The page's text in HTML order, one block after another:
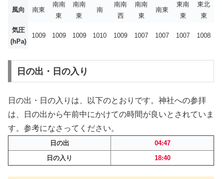
風向 南東
南南
東
南南
東
南
南南
西
南南
東
南東
東南
東
東北
東
気圧
(hPa)
1009 1009 1009 1010 1009 1007 1007 1007 1008
日の出・日の入り
日の出・日の入りは、以下のとおりです。神社への参拝
は、日の出から午前中にかけての時間が良いとされていま
す。参考になさってください。
日の出
04:47
日の入り
18:40